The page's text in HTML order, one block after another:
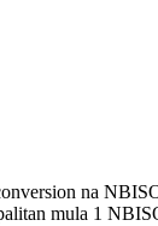
na
mula 1